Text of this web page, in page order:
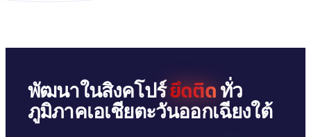
พัฒนาในสิงคโปร์ยึดติด ทั่ว
ภูมิภาคเอเชียตะวันออกเฉียงใต้